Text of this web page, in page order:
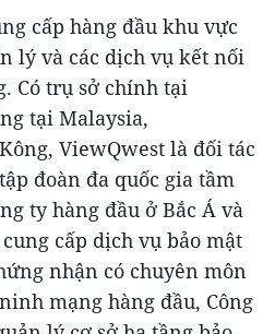
cấp hàng đầu khu vực
lý và các dịch vụ kết nối
Có trụ sở chính tại
tại Malaysia,
ViewQwest là đối tác
đoàn đa quốc gia tầm
ty hàng đầu ở Bắc Á và
cấp dịch vụ bảo mật
nhận có chuyên môn
mạng hàng đầu, Công